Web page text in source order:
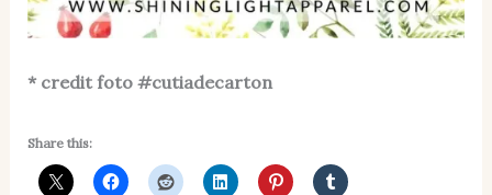
* credit foto #cutiadecarton
Share this: